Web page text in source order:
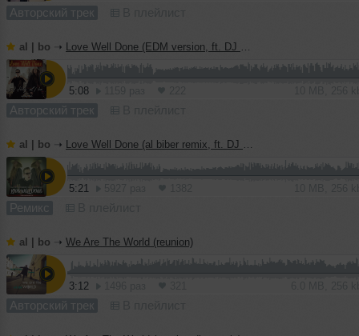
Авторский трек
al | bo ➝ Love Well Done (EDM version, ft. DJ Haley)
5:08
Авторский трек
al | bo ➝ Love Well Done (al biber remix, ft. DJ Haley)
5:21
Ремикс
al | bo ➝ We Are The World (reunion)
3:12
Авторский трек